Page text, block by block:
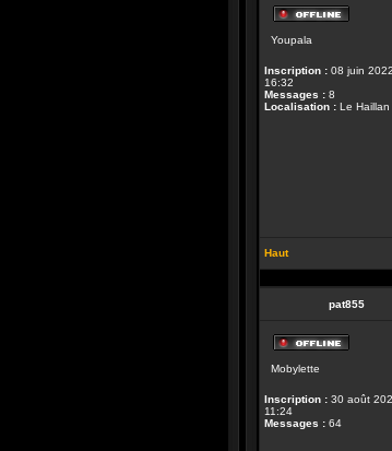
Youpala
Inscription : 08 juin 2022,
16:32
Messages : 8
Localisation : Le Haillan
Haut
pat855
Mobylette
Inscription : 30 août
11:24
Messages : 64